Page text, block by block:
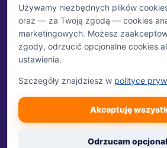
BT Biuro Tłumaczeń 24
Serwis Biura Tłumaczeń Linguaforum
roku. Tłumaczenia przysięgłe, zwykłe i
BIURO OBSŁUGI
ul. Kosiarzy 21A, Warszawa
Używamy niezbędnych plików
oraz — za Twoją zgodą — cookies
marketingowych. Możesz
zgody, odrzucić opcjonalne cookies
ustawienia.
Szczegóły znajdziesz w polityce
Akceptuję
Odrzucam